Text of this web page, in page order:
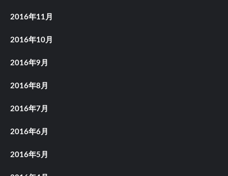
2016年11月
2016年10月
2016年9月
2016年8月
2016年7月
2016年6月
2016年5月